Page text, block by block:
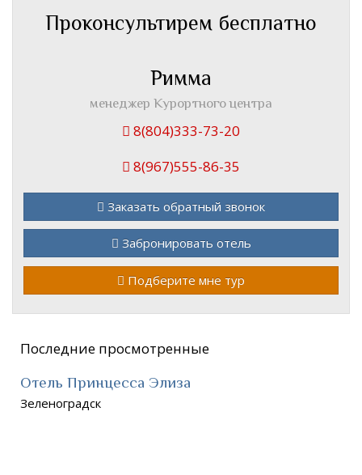
Проконсультирем бесплатно
Римма
менеджер Курортного центра
8(804)333-73-20
8(967)555-86-35
Заказать обратный звонок
Забронировать отель
Подберите мне тур
Последние просмотренные
Отель Принцесса Элиза
Зеленоградск